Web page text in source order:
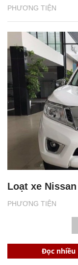
PHƯƠNG TIỆN
PHƯƠNG TIỆN
Loạt xe
Đọc nhiều